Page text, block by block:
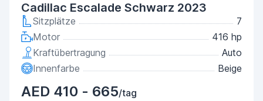
Cadillac Escalade Schwarz 2023
Sitzplätze
7
Motor
416 hp
Kraftübertragung
Auto
Innenfarbe
Beige
AED 410 - 665/tag